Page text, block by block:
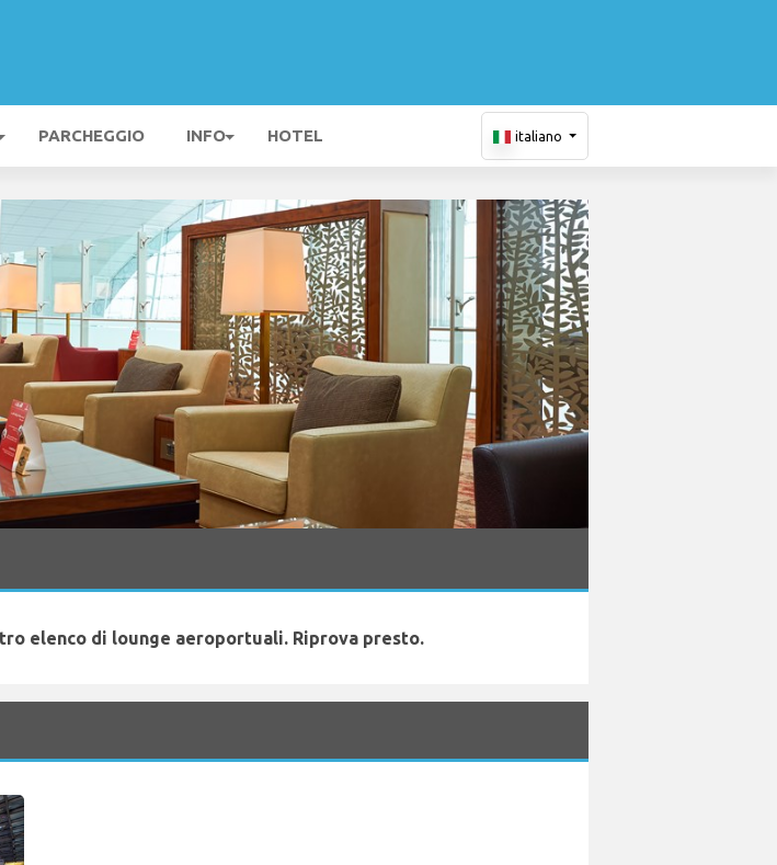
PARCHEGGIO INFO HOTEL italiano
elenco di lounge aeroportuali. Riprova presto.